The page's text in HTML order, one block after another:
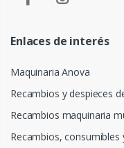
Enlaces de interés
Maquinaria Anova
Recambios y despieces
Recambios maquinaria
Recambios, consumibles